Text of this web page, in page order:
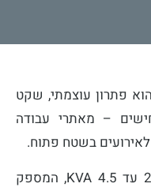
הוא פתרון עוצמתי, שקט
– מאתרי עבודה
לאירועים בשטח פתוח.
מדובר בגנרטור דיזל בהספק של 2 עד 4.5 KVA, המספק